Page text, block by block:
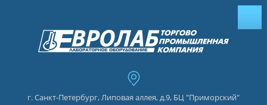
г. Санкт-Петербург, Липовая аллея, д.9, БЦ "Приморский"